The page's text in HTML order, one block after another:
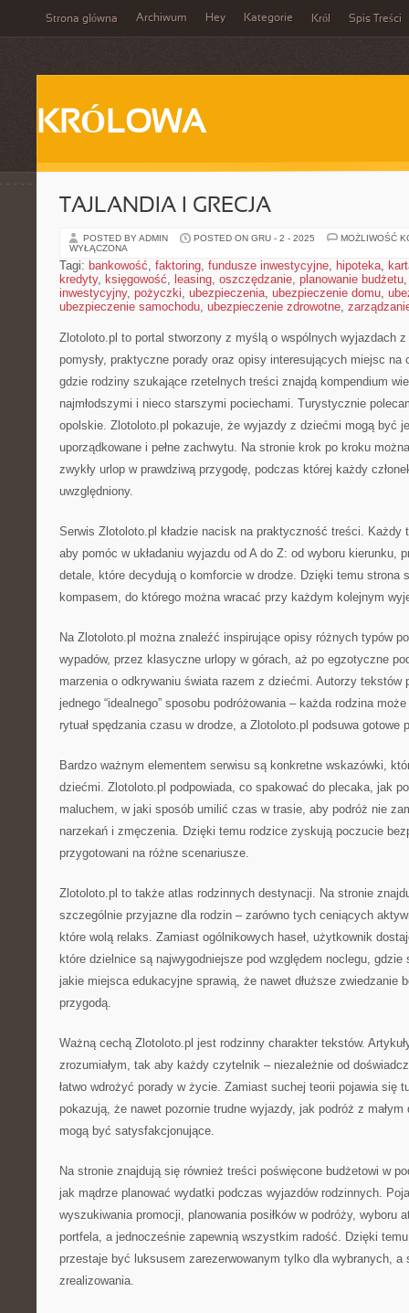
Strona główna Archiwum Hey Kategorie Król Spis Treści
KRÓLOWA
TAJLANDIA I GRECJA
POSTED BY ADMIN POSTED ON GRU - 2 - 2025
MOŻLIWOŚĆ
WYŁĄCZONA
Tagi: bankowość, faktoring, fundusze inwestycyjne, hipoteka,
kredyty, księgowość, leasing, oszczędzanie, planowanie budżetu
inwestycyjny, pożyczki, ubezpieczenia, ubezpieczenie domu,
ubezpieczenie samochodu, ubezpieczenie zdrowotne,
Zlotoloto.pl to portal stworzony z myślą o wspólnych wyjazdach
pomysły, praktyczne porady oraz opisy interesujących miejsc na
gdzie rodziny szukające rzetelnych treści znajdą kompendium
najmłodszymi i nieco starszymi pociechami. Turystycznie
opolskie. Zlotoloto.pl pokazuje, że wyjazdy z dziećmi mogą być
uporządkowane i pełne zachwytu. Na stronie krok po kroku
zwykły urlop w prawdziwą przygodę, podczas której każdy
uwzględniony.
Serwis Zlotoloto.pl kładzie nacisk na praktyczność treści. Każdy
aby pomóc w układaniu wyjazdu od A do Z: od wyboru kierunku,
detale, które decydują o komforcie w drodze. Dzięki temu strona
kompasem, do którego można wracać przy każdym kolejnym
Na Zlotoloto.pl można znaleźć inspirujące opisy różnych typów
wypadów, przez klasyczne urlopy w górach, aż po egzotyczne
marzenia o odkrywaniu świata razem z dziećmi. Autorzy tekstów
jednego “idealnego” sposobu podróżowania – każda rodzina
rytuał spędzania czasu w drodze, a Zlotoloto.pl podsuwa gotowe
Bardzo ważnym elementem serwisu są konkretne wskazówki,
dziećmi. Zlotoloto.pl podpowiada, co spakować do plecaka, jak
maluchem, w jaki sposób umilić czas w trasie, aby podróż nie
narzekań i zmęczenia. Dzięki temu rodzice zyskują poczucie
przygotowani na różne scenariusze.
Zlotoloto.pl to także atlas rodzinnych destynacji. Na stronie
szczególnie przyjazne dla rodzin – zarówno tych ceniących
które wolą relaks. Zamiast ogólnikowych haseł, użytkownik
które dzielnice są najwygodniejsze pod względem noclegu,
jakie miejsca edukacyjne sprawią, że nawet dłuższe zwiedzanie
przygodą.
Ważną cechą Zlotoloto.pl jest rodzinny charakter tekstów.
zrozumiałym, tak aby każdy czytelnik – niezależnie od
łatwo wdrożyć porady w życie. Zamiast suchej teorii pojawia się
pokazują, że nawet pozornie trudne wyjazdy, jak podróż z
mogą być satysfakcjonujące.
Na stronie znajdują się również treści poświęcone budżetowi w
jak mądrze planować wydatki podczas wyjazdów rodzinnych.
wyszukiwania promocji, planowania posiłków w podróży, wyboru
portfela, a jednocześnie zapewnią wszystkim radość. Dzięki
przestaje być luksusem zarezerwowanym tylko dla wybranych, a
zrealizowania.